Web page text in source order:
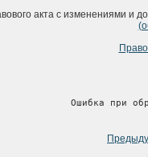
акта с изменениями и
Ошибка при